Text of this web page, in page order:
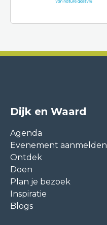
Dijk en Waard
Agenda
Evenement aanmelden
Ontdek
Doen
Plan je bezoek
Inspiratie
Blogs